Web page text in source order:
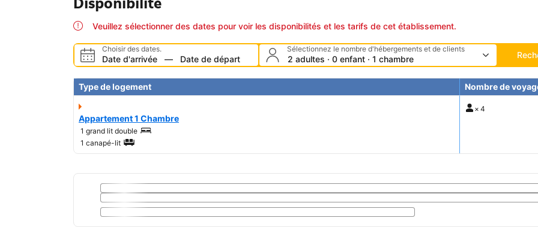
Veuillez sélectionner des dates pour voir les disponibilités et les tarifs de cet établissement.
Choisir des dates.
Date d'arrivée — Date de départ
Sélectionnez le nombre d'hébergements et de clients
2 adultes · 0 enfant · 1 chambre
Type de logement Nombre de
Appartement 1 Chambre
1 grand lit double
1 canapé-lit
× 4